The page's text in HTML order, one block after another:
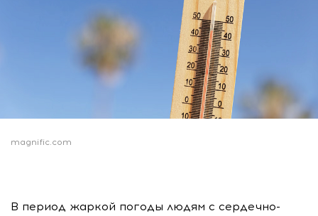
magnific.com
В период жаркой погоды людям с сердечно-